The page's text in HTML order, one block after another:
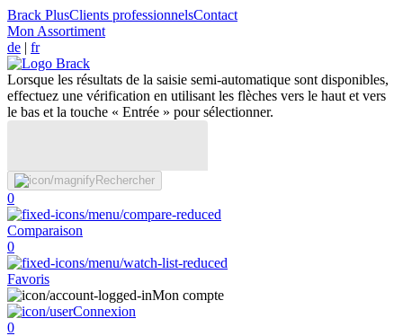
Brack PlusClients professionnelsContact
Mon Assortiment
de | fr
Lorsque les résultats de la saisie semi-automatique sont disponibles,
effectuez une vérification en utilisant les flèches vers le haut et vers
le bas et la touche « Entrée » pour sélectionner.
Rechercher
0
Comparaison
0
Favoris
Mon compte
Connexion
0